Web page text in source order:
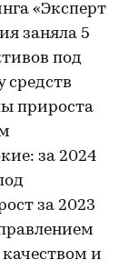
«Эксперт
заняла 5
под
средств
прироста
за 2024
за 2023
и